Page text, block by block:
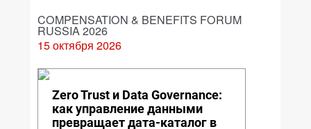
COMPENSATION & BENEFITS FORUM
RUSSIA 2026
15 октября 2026
Zero Trust и Data Governance:
как управление данными
превращает дата-каталог в